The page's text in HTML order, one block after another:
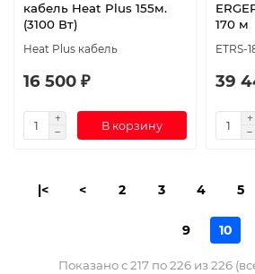
кабель Heat Plus 155м.
(3100 Вт)
Heat Plus кабель
16 500 ₽
В корзину
170 м
ETRS-
39
|< < 2 3 4 5
9 10
Показано с 217 по 226 из 226